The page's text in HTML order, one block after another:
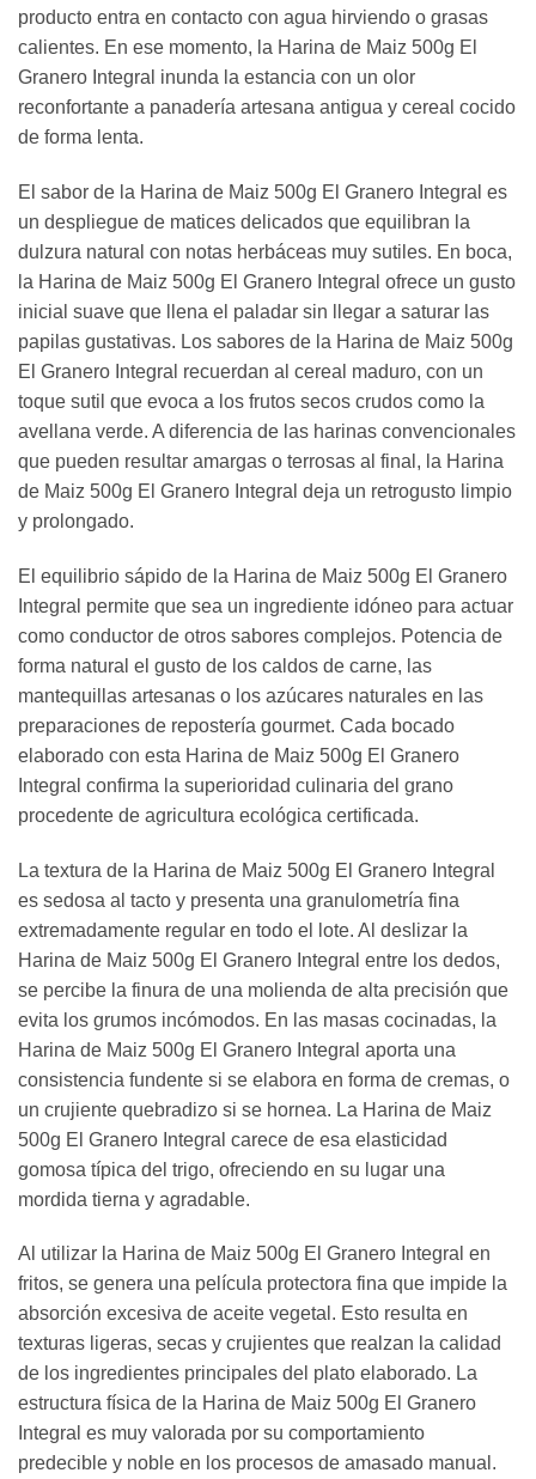
producto entra en contacto con agua hirviendo o grasas
calientes. En ese momento, la Harina de Maiz 500g El
Granero Integral inunda la estancia con un olor
reconfortante a panadería artesana antigua y cereal cocido
de forma lenta.
El sabor de la Harina de Maiz 500g El Granero Integral es
un despliegue de matices delicados que equilibran la
dulzura natural con notas herbáceas muy sutiles. En boca,
la Harina de Maiz 500g El Granero Integral ofrece un gusto
inicial suave que llena el paladar sin llegar a saturar las
papilas gustativas. Los sabores de la Harina de Maiz 500g
El Granero Integral recuerdan al cereal maduro, con un
toque sutil que evoca a los frutos secos crudos como la
avellana verde. A diferencia de las harinas convencionales
que pueden resultar amargas o terrosas al final, la Harina
de Maiz 500g El Granero Integral deja un retrogusto limpio
y prolongado.
El equilibrio sápido de la Harina de Maiz 500g El Granero
Integral permite que sea un ingrediente idóneo para actuar
como conductor de otros sabores complejos. Potencia de
forma natural el gusto de los caldos de carne, las
mantequillas artesanas o los azúcares naturales en las
preparaciones de repostería gourmet. Cada bocado
elaborado con esta Harina de Maiz 500g El Granero
Integral confirma la superioridad culinaria del grano
procedente de agricultura ecológica certificada.
La textura de la Harina de Maiz 500g El Granero Integral
es sedosa al tacto y presenta una granulometría fina
extremadamente regular en todo el lote. Al deslizar la
Harina de Maiz 500g El Granero Integral entre los dedos,
se percibe la finura de una molienda de alta precisión que
evita los grumos incómodos. En las masas cocinadas, la
Harina de Maiz 500g El Granero Integral aporta una
consistencia fundente si se elabora en forma de cremas, o
un crujiente quebradizo si se hornea. La Harina de Maiz
500g El Granero Integral carece de esa elasticidad
gomosa típica del trigo, ofreciendo en su lugar una
mordida tierna y agradable.
Al utilizar la Harina de Maiz 500g El Granero Integral en
fritos, se genera una película protectora fina que impide la
absorción excesiva de aceite vegetal. Esto resulta en
texturas ligeras, secas y crujientes que realzan la calidad
de los ingredientes principales del plato elaborado. La
estructura física de la Harina de Maiz 500g El Granero
Integral es muy valorada por su comportamiento
predecible y noble en los procesos de amasado manual.